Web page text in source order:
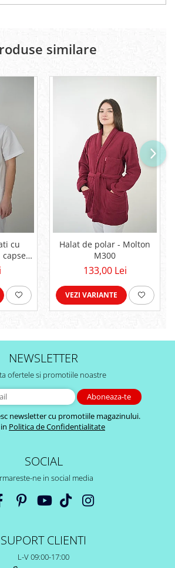
similare
cu
-
Halat de polar - Molton
M300
133,00 Lei
VEZI VARIANTE
NEWSLETTER
ofertele si promotiile noastre
newsletter cu promotiile magazinului.
Politica de Confidentialitate
SOCIAL
ne in social media
SUPORT CLIENTI
L-V 09:00-17:00